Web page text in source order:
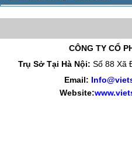
CÔNG TY CỔ
Trụ Sở Tại Hà Nội: Số 88 Xã
Email:
Website: